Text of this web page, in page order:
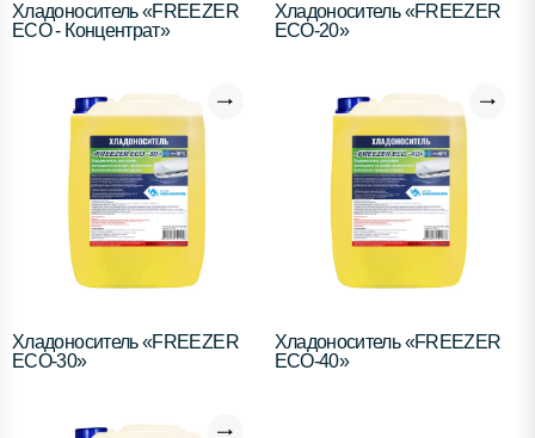
Хладоноситель «FREEZER
ECO - Концентрат»
Хладоноситель «FREEZER
ECO-20»
Хладоноситель «FREEZER
ECO-30»
Хладоноситель «FREEZER
ECO-40»